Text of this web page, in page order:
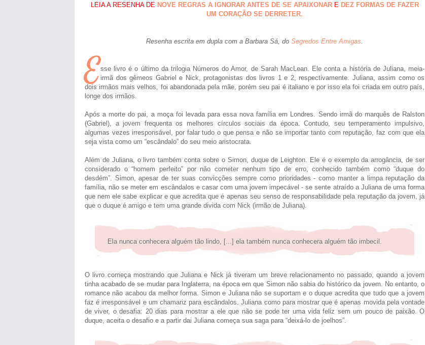
LEIA A RESENHA DE NOVE REGRAS A IGNORAR ANTES DE SE APAIXONARE DEZ FORMAS DE FAZER
UM CORAÇÃO SE DERRETER.
Resenha escrita em dupla com a Barbara Sá, do Segredos Entre Amigas.
Esse livro é o último da trilogia Números do Amor, de Sarah MacLean. Ele conta a história de Juliana, meia-
irmã dos gêmeos Gabriel e Nick, protagonistas dos livros 1 e 2, respectivamente. Juliana, assim como os
dois irmãos mais velhos, foi abandonada pela mãe, porém seu pai é italiano e por isso ela foi criada em outro país,
longe dos irmãos.
Após a morte do pai, a moça foi levada para essa nova família em Londres. Sendo irmã do marquês de Ralston
(Gabriel), a jovem frequenta os melhores círculos sociais da época. Contudo, seu temperamento impulsivo,
algumas vezes irresponsável, por falar tudo o que pensa e não se importar tanto com reputação, faz com que ela
seja vista como um “escândalo” do seu meio aristocrata.
Além de Juliana, o livro também conta sobre o Simon, duque de Leighton. Ele é o exemplo da arrogância, de ser
considerado o “homem perfeito” por não cometer nenhum tipo de erro, conhecido também como “duque do
desdém”. Simon, apesar de ter suas convicções sempre como prioridades - como manter a limpa reputação da
família, não se meter em escândalos e casar com uma jovem impecável - se sente atraído a Juliana de uma forma
que nem ele sabe explicar e que acredita que é apenas seu senso de responsabilidade pela reputação da jovem, já
que o duque é amigo e tem uma grande divida com Nick (irmão de Juliana).
Ela nunca conhecera alguém tão lindo, [...] ela também nunca conhecera alguém tão imbecil.
O livro começa mostrando que Juliana e Nick já tiveram um breve relacionamento no passado, quando a jovem
tinha acabado de se mudar para Inglaterra, na época em que Simon não sabia do histórico da jovem. No entanto, o
romance não acabou da melhor forma. Simon e Juliana não se suportam e o duque acredita que tudo que a jovem
faz é irresponsável e um chamariz para escândalos. Juliana como para mostrar que é apenas movida pela vontade
de viver, o desafia: 20 dias para mostrar a ele que não se pode ter uma vida feliz sem um pouco de paixão. O
duque, aceita o desafio e a partir dai Juliana começa sua saga para “deixá-lo de joelhos”.